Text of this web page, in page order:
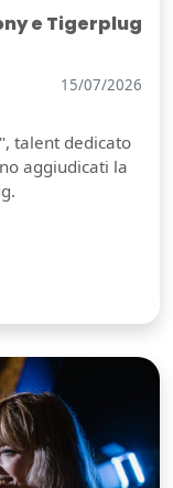
e Tigerplug
15/07/2026
talent dedicato
aggiudicati la